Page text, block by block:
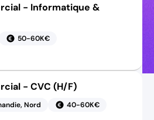
- Informatique &
50-60K€
- CVC (H/F)
Nord
40-60K€